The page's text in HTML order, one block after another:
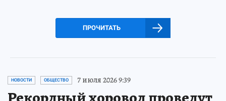
ПРОЧИТАТЬ
НОВОСТИ ОБЩЕСТВО 7 июля 2026 9:39